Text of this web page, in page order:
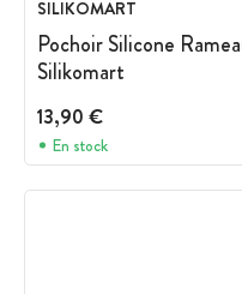
SILIKOMART
Pochoir Silicone
Silikomart
13,90 €
En stock